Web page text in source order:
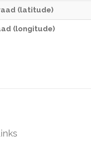
(latitude)
(longitude)